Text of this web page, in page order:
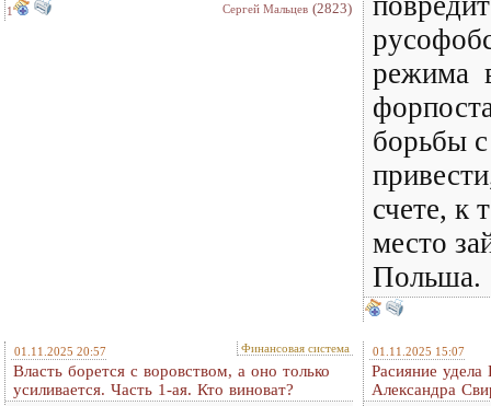
1 Сергей Мальцев (2823)
режима
борьбы
счете, к
место
Польша.
01.11.2025 20:57 Финансовая система
Власть борется с воровством, а оно только
усиливается. Часть 1-ая. Кто виноват?
01.11.2025 15:07
Расияние
Александра